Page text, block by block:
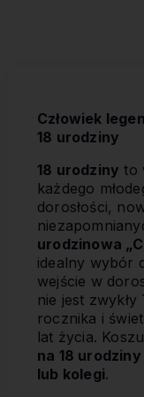
Człowiek
18 urodziny
18 urodziny to
każdego
dorosłości,
urodzinowa
idealny wybór
wejście w
nie jest
rocznika i
lat życia.
na 18
lub kolegi.